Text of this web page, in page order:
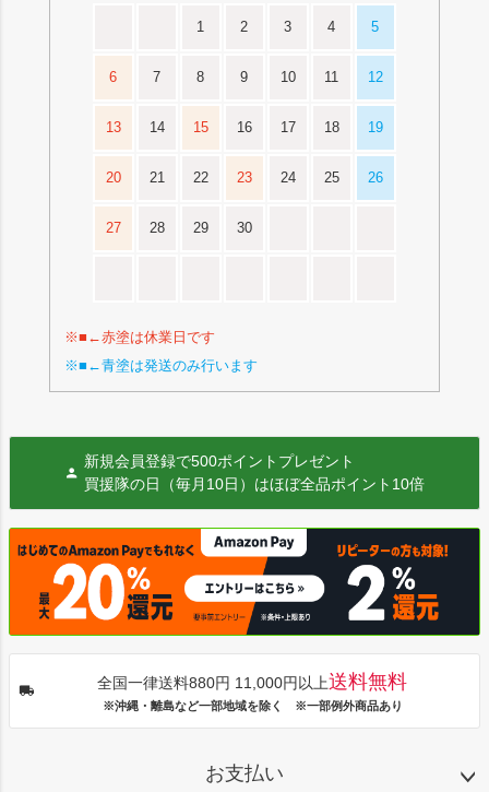
1 2 3 4 5
6 7 8 9 10 11 12
13 14 15 16 17 18 19
20 21 22 23 24 25 26
27 28 29 30
※■←赤塗は休業日です
※■←青塗は発送のみ行います
新規会員登録で500ポイントプレゼント
買援隊の日（毎月10日）はほぼ全品ポイント10倍
全国一律送料880円 11,000円以上送料無料
※沖縄・離島など一部地域を除く ※一部例外商品あり
お支払い